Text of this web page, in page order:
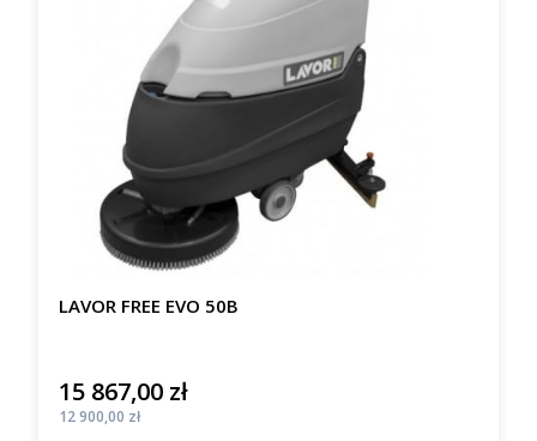
LAVOR FREE EVO 50B
Cena
15 867,00 zł
Cena
12 900,00 zł